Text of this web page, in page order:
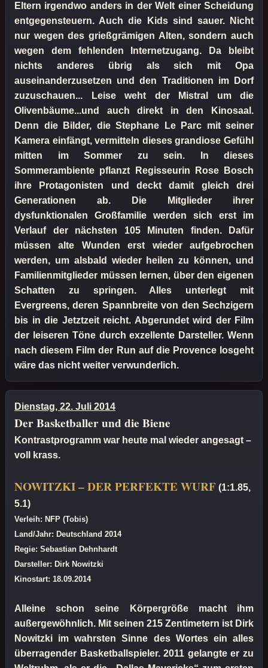
Eltern irgendwo anders in der Welt einer Scheidung
entgegensteuern. Auch die Kids sind sauer. Nicht
nur wegen des grießgrämigen Alten, sondern auch
wegen dem fehlenden Internetzugang. Da bleibt
nichts anderes übrig als sich mit Opa
auseinanderzusetzen und den Traditionen im Dorf
zuzuschauen... Leise weht der Mistral um die
Olivenbäume...und auch direkt in den Kinosaal.
Denn die Bilder, die Stephane Le Parc mit seiner
Kamera einfängt, vermitteln dieses grandiose Gefühl
mitten im Sommer zu sein. In dieses
Sommerambiente pflanzt Regisseurin Rose Bosch
ihre Protagonisten und deckt damit gleich drei
Generationen ab. Die Mitglieder ihrer
dysfunktionalen Großfamilie werden sich erst im
Verlauf der nächsten 105 Minuten finden. Dafür
müssen alte Wunden erst wieder aufgebrochen
werden, um alsbald wieder heilen zu können, und
Familienmitglieder müssen lernen, über den eigenen
Schatten zu springen. Alles unterlegt mit
Evergreens, deren Spannbreite von den Sechzigern
bis in die Jetztzeit reicht. Abgerundet wird der Film
der leiseren Töne durch exzellente Darsteller. Wenn
nach diesem Film der Run auf die Provence losgeht
wäre das nicht weiter verwunderlich.
Dienstag, 22. Juli 2014
Der Basketballer und die Biene
Kontrastprogramm war heute mal wieder angesagt –
voll krass.
NOWITZKI – DER PERFEKTE WURF (1:1.85,
5.1)
Verleih: NFP (Tobis)
Land/Jahr: Deutschland 2014
Regie: Sebastian Dehnhardt
Darsteller: Dirk Nowitzki
Kinostart: 18.09.2014
Alleine schon seine Körpergröße macht ihm
außergewöhnlich. Mit seinen 215 Zentimetern ist Dirk
Nowitzki im wahrsten Sinne des Wortes ein alles
überragender Basketballspieler. 2011 gelangte er zu